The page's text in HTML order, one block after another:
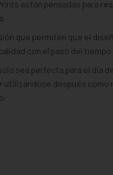
están pensadas para
.
que permiten que el
con el paso del tiempo.
sea perfecta para el día
utilizándose después como